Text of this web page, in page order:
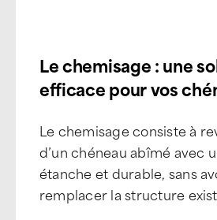
Le chemisage : une
efficace pour vos
Le chemisage consiste à
d’un chéneau abîmé avec
étanche et durable, sans
remplacer la structure